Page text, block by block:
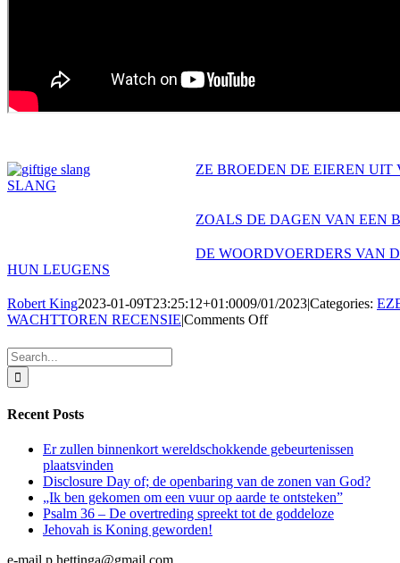
ZE BROEDEN DE EIEREN UIT
SLANG
ZOALS DE DAGEN VAN EEN
DE WOORDVOERDERS VAN
HUN LEUGENS
Robert King2023-01-09T23:25:12+01:0009/01/2023|Categories:
WACHTTOREN RECENSIE|Comments Offon
ONDER
IS
GEWEEST
Search
for:
Recent Posts
Er zullen binnenkort wereldschokkende gebeurtenissen
plaatsvinden
Disclosure Day of; de openbaring van de zonen van God?
„Ik ben gekomen om een vuur op aarde te ontsteken”
Psalm 36 – De overtreding spreekt tot de goddeloze
Jehovah is Koning geworden!
e-mail p.hettinga@gmail.com